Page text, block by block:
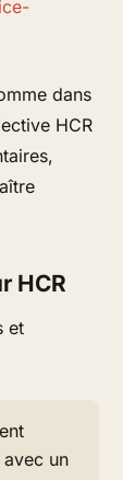
dans
HCR
HCR
et
avec un